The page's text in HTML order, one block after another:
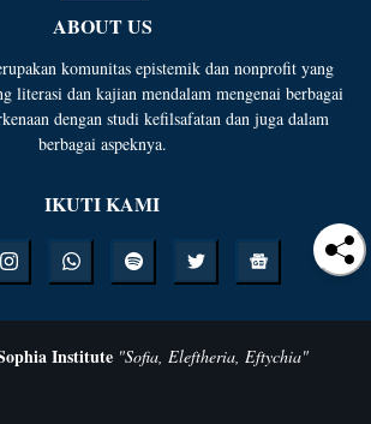
ABOUT US
komunitas epistemik dan nonprofit yang
literasi dan kajian mendalam mengenai berbagai
dengan studi kefilsafatan dan juga dalam
berbagai aspeknya.
IKUTI KAMI
Institute "Sofia, Eleftheria, Eftychia"